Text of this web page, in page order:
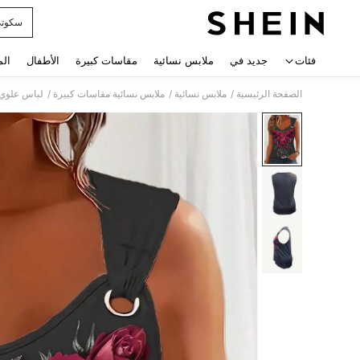
فئات جديد في ملابس نسائية مقاسات كبيرة الأطفال
الصفحة الرئيسية / ملابس نسائية / ملابس نسائية مقاسات كبيرة / لباس